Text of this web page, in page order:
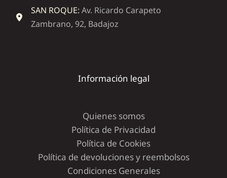
SAN ROQUE: Av. Ricardo Carapeto
Zambrano, 92, Badajoz
Información legal
Quienes somos
Política de Privacidad
Política de Cookies
Política de devoluciones y reembolsos
Condiciones Generales